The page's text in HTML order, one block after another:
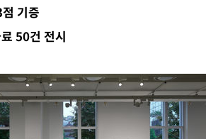
회관 등 압수수색
·경계태세 강
능성
일날씨]
재개
기증
50건 전시